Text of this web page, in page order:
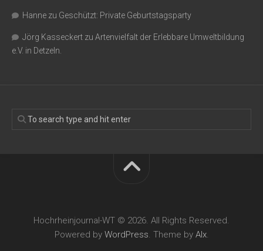
Hanne zu Geschützt: Private Geburtstagsparty
Jörg Kasseckert zu Artenvielfalt der Erlebbare Umweltbildung
e.V. in Detzeln.
Hochrheinjournal-WT © 2026. All Rights Reserved.
Powered by WordPress. Theme by Alx.